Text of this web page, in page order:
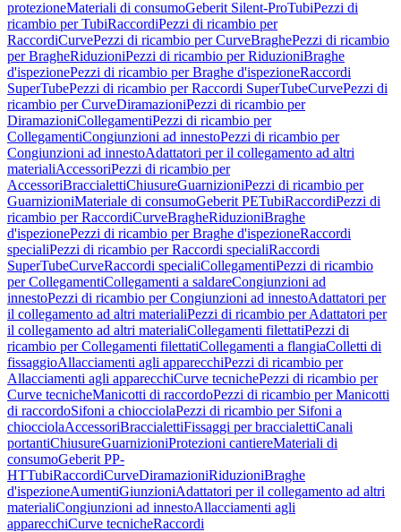
protezioneMateriali di consumoGeberit Silent-ProTubiPezzi di
ricambio per TubiRaccordiPezzi di ricambio per
RaccordiCurvePezzi di ricambio per CurveBraghePezzi di ricambio
per BragheRiduzioniPezzi di ricambio per RiduzioniBraghe
d'ispezionePezzi di ricambio per Braghe d'ispezioneRaccordi
SuperTubePezzi di ricambio per Raccordi SuperTubeCurvePezzi di
ricambio per CurveDiramazioniPezzi di ricambio per
DiramazioniCollegamentiPezzi di ricambio per
CollegamentiCongiunzioni ad innestoPezzi di ricambio per
Congiunzioni ad innestoAdattatori per il collegamento ad altri
materialiAccessoriPezzi di ricambio per
AccessoriBraccialettiChiusureGuarnizioniPezzi di ricambio per
GuarnizioniMateriale di consumoGeberit PETubiRaccordiPezzi di
ricambio per RaccordiCurveBragheRiduzioniBraghe
d'ispezionePezzi di ricambio per Braghe d'ispezioneRaccordi
specialiPezzi di ricambio per Raccordi specialiRaccordi
SuperTubeCurveRaccordi specialiCollegamentiPezzi di ricambio
per CollegamentiCollegamenti a saldareCongiunzioni ad
innestoPezzi di ricambio per Congiunzioni ad innestoAdattatori per
il collegamento ad altri materialiPezzi di ricambio per Adattatori per
il collegamento ad altri materialiCollegamenti filettatiPezzi di
ricambio per Collegamenti filettatiCollegamenti a flangiaColletti di
fissaggioAllacciamenti agli apparecchiPezzi di ricambio per
Allacciamenti agli apparecchiCurve tecnichePezzi di ricambio per
Curve tecnicheManicotti di raccordoPezzi di ricambio per Manicotti
di raccordoSifoni a chiocciolaPezzi di ricambio per Sifoni a
chiocciolaAccessoriBraccialettiFissaggi per braccialettiCanali
portantiChiusureGuarnizioniProtezioni cantiereMateriali di
consumoGeberit PP-
HTTubiRaccordiCurveDiramazioniRiduzioniBraghe
d'ispezioneAumentiGiunzioniAdattatori per il collegamento ad altri
materialiCongiunzioni ad innestoAllacciamenti agli
apparecchiCurve tecnicheRaccordi